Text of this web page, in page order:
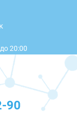
20:00
90